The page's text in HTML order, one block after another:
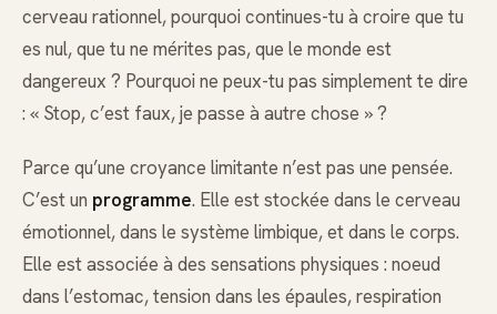
cerveau rationnel, pourquoi continues-tu à croire que tu
es nul, que tu ne mérites pas, que le monde est
dangereux ? Pourquoi ne peux-tu pas simplement te dire
: « Stop, c’est faux, je passe à autre chose » ?
Parce qu’une croyance limitante n’est pas une pensée.
C’est un programme. Elle est stockée dans le cerveau
émotionnel, dans le système limbique, et dans le corps.
Elle est associée à des sensations physiques : noeud
dans l’estomac, tension dans les épaules, respiration